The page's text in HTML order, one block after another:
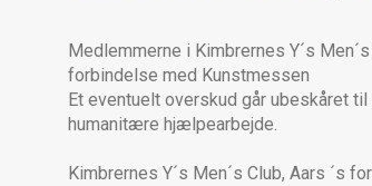
Medlemmerne i Kimbrernes Y´s
forbindelse med Kunstmessen
Et eventuelt overskud går ubeskåret
humanitære hjælpearbejde.
Kimbrernes Y´s Men´s Club, Aars ´s